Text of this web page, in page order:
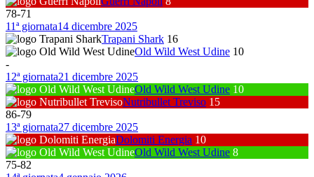
78-71
11ª giornata14 dicembre 2025
Trapani Shark 16
Old Wild West Udine 10
-
12ª giornata21 dicembre 2025
Old Wild West Udine 10
Nutribullet Treviso 15
86-79
13ª giornata27 dicembre 2025
Dolomiti Energia 10
Old Wild West Udine 8
75-82